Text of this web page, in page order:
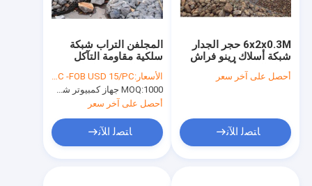
المجلفن التراب شبكة
سلكية مقاومة التآكل
حقيبة التراب سلة الحجر
الأسعار:FOB USD 10/PC -FOB USD 15/PC
MOQ:1000 جهاز كمبيوتر شخصى
أحصل على آخر سعر
ﺎﺘﺼﻟ ﺍﻶﻧ
6x2x0.3M حجر الجدار
شبكة أسلاك رينو فراش
سلك التراب أقفاص
60x80mm
أحصل على آخر سعر
ﺎﺘﺼﻟ ﺍﻶﻧ